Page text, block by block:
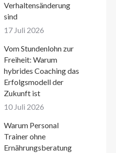
Verhaltensänderung
sind
17 Juli 2026
Vom Stundenlohn zur
Freiheit: Warum
hybrides Coaching das
Erfolgsmodell der
Zukunft ist
10 Juli 2026
Warum Personal
Trainer ohne
Ernährungsberatung